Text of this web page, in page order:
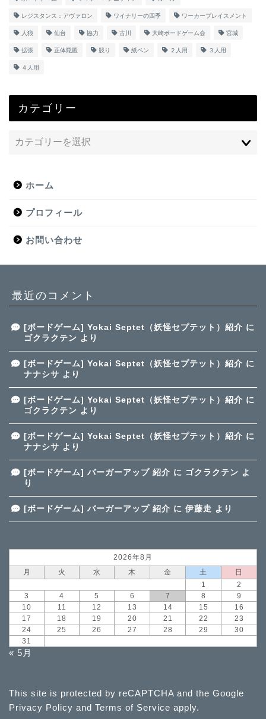
レジスタンス：アヴァロン ワイナリーの四季 ワーカープレイスメント
人狼 仙台 協力 古川 大崎ボードゲーム会 宮城
拡張 正体隠匿 競り 紙ペン ２人用 ３人用
４人用
カテゴリー
ホーム
プロフィール
お問い合わせ
最近のコメント
[ボードゲーム] Yokai Septet（妖怪セプテット）紹介 に
ゴクラクテン より
[ボードゲーム] Yokai Septet（妖怪セプテット）紹介 に
ナナシサ より
[ボードゲーム] Yokai Septet（妖怪セプテット）紹介 に
ゴクラクテン より
[ボードゲーム] Yokai Septet（妖怪セプテット）紹介 に
ナナシサ より
[ボードゲーム] バーガーアップ 紹介 に ゴクラクテン よ
り
[ボードゲーム] バーガーアップ 紹介 に 伊藤走 より
2026年8月
月
火 水 木 金 土
日
1
2
3
4 5 6 7 8
9
10
11 12 13 14 15
16
17
18 19 20 21 22
23
24
25 26 27 28 29
30
31
« 5月
This site is protected by reCAPTCHA and the Google
Privacy Policy and Terms of Service apply.